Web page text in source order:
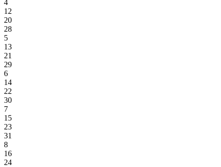
4
12
20
28
5
13
21
29
6
14
22
30
7
15
23
31
8
16
24